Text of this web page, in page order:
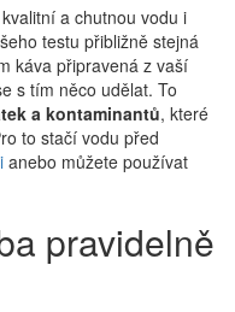
a chutnou vodu i
testu přibližně stejná
káva připravená z vaší
s tím něco udělat. To
a kontaminantů, které
to stačí vodu před
anebo můžete používat
pravidelně